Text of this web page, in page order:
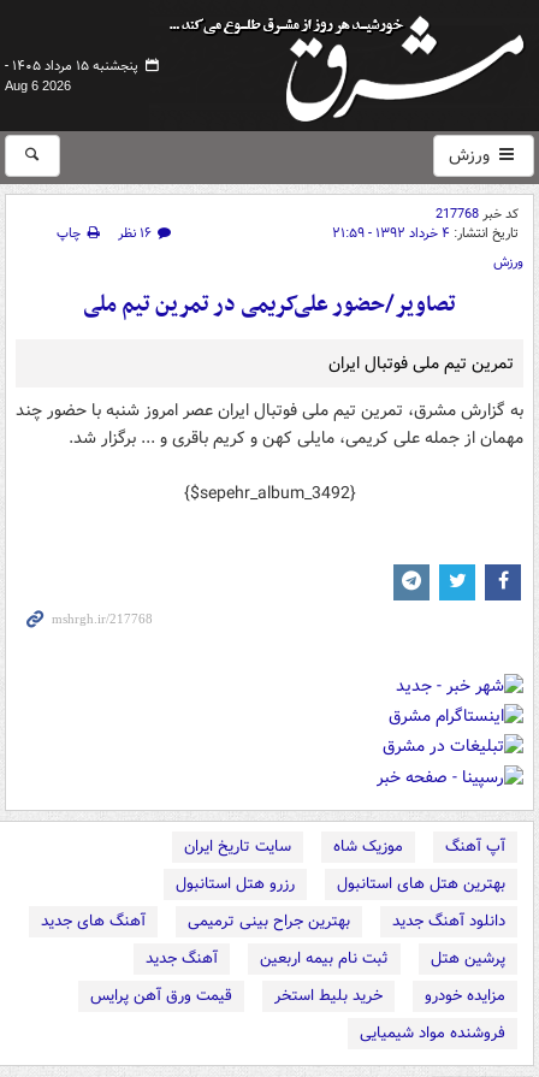
پنجشنبه ۱۵ مرداد ۱۴۰۵ -
Aug 6 2026
ورزش
کد خبر217768
تاریخ انتشار: ۴ خرداد ۱۳۹۲ - ۲۱:۵۹ ۱۶ نظر
چاپ
ورزش
تصاویر/حضور علی‌کریمی در تمرین تیم ملی
تمرین تیم ملی فوتبال ایران
به گزارش مشرق، تمرین تیم ملی فوتبال ایران عصر امروز شنبه با حضور چند
مهمان از جمله علی کریمی، مایلی کهن و کریم باقری و ... برگزار شد.
{$sepehr_album_3492}
آپ آهنگ موزیک شاه
سایت تاریخ ایران
بهترین هتل های استانبول
رزرو هتل استانبول
دانلود آهنگ جدید
بهترین جراح بینی ترمیمی
آهنگ های جدید
پرشین هتل
ثبت نام بیمه اربعین
آهنگ جدید
مزایده خودرو
خرید بلیط استخر
قیمت ورق آهن پرایس
فروشنده مواد شیمیایی